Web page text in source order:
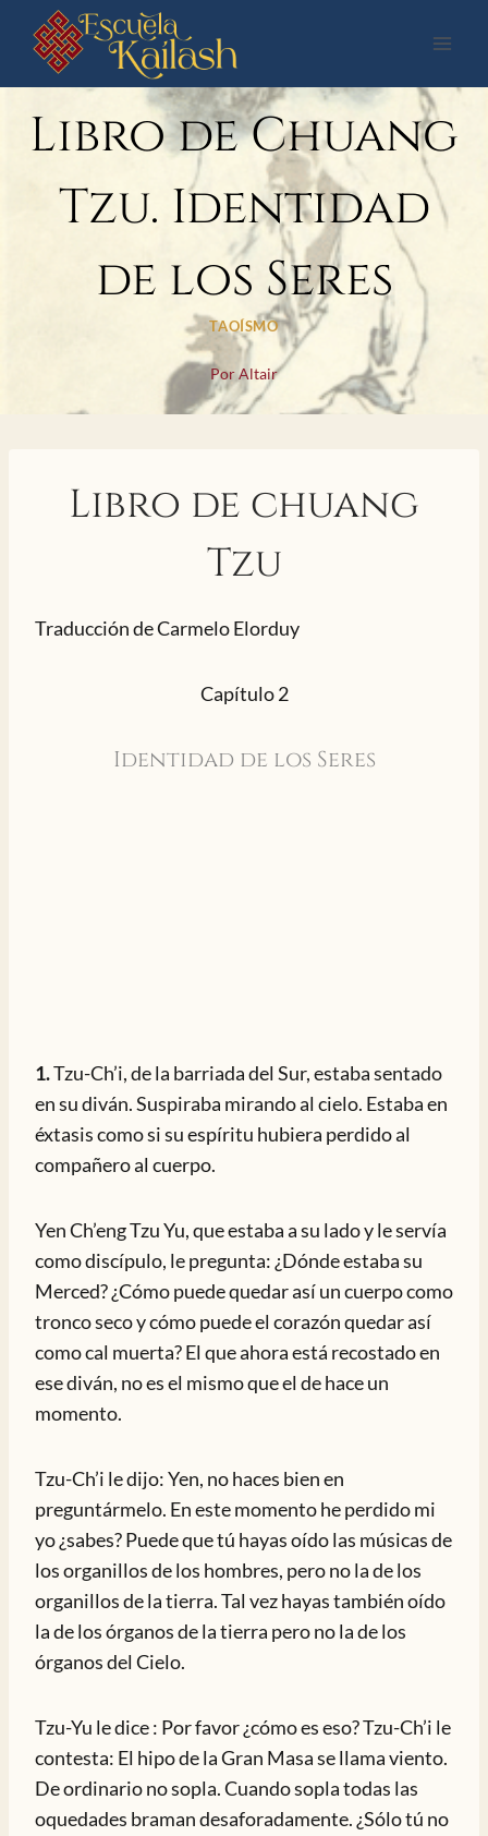
Saltar
contenido
Libro de Chuang
Tzu. Identidad
de los Seres
TAOÍSMO
PorAltair
Libro de chuang
Tzu
Traducción de Carmelo Elorduy
Capítulo 2
Identidad de los Seres
1.Tzu-Ch’i, de la barriada del Sur, estaba sentado
en su diván. Suspiraba mirando al cielo. Estaba en
éxtasis como si su espíritu hubiera perdido al
compañero al cuerpo.
Yen Ch’eng Tzu Yu, que estaba a su lado y le servía
como discípulo, le pregunta: ¿Dónde estaba su
Merced? ¿Cómo puede quedar así un cuerpo como
tronco seco y cómo puede el corazón quedar así
como cal muerta? El que ahora está recostado en
ese diván, no es el mismo que el de hace un
momento.
Tzu-Ch’i le dijo: Yen, no haces bien en
preguntármelo. En este momento he perdido mi
yo ¿sabes? Puede que tú hayas oído las músicas de
los organillos de los hombres, pero no la de los
organillos de la tierra. Tal vez hayas también oído
la de los órganos de la tierra pero no la de los
órganos del Cielo.
Tzu-Yu le dice : Por favor ¿cómo es eso? Tzu-Ch’i le
contesta: El hipo de la Gran Masa se llama viento.
De ordinario no sopla. Cuando sopla todas las
oquedades braman desaforadamente. ¿Sólo tú no